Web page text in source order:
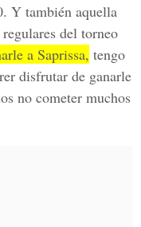
Y también aquella
del torneo
a Saprissa, tengo
disfrutar de ganarle
no cometer muchos